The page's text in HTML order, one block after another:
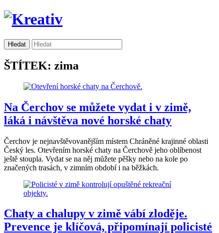
ŠTÍTEK: zima
Na Čerchov se můžete vydat i v zimě,
láká i návštěva nové horské chaty
Čerchov je nejnavštěvovanějším místem Chráněné krajinné oblasti
Český les. Otevřením horské chaty na Čerchově jeho oblíbenost
ještě stoupla. Vydat se na něj můžete pěšky nebo na kole po
značených trasách, v zimním období i na běžkách.
Chaty a chalupy v zimě vábí zloděje.
Prevence je klíčová, připomínají policisté